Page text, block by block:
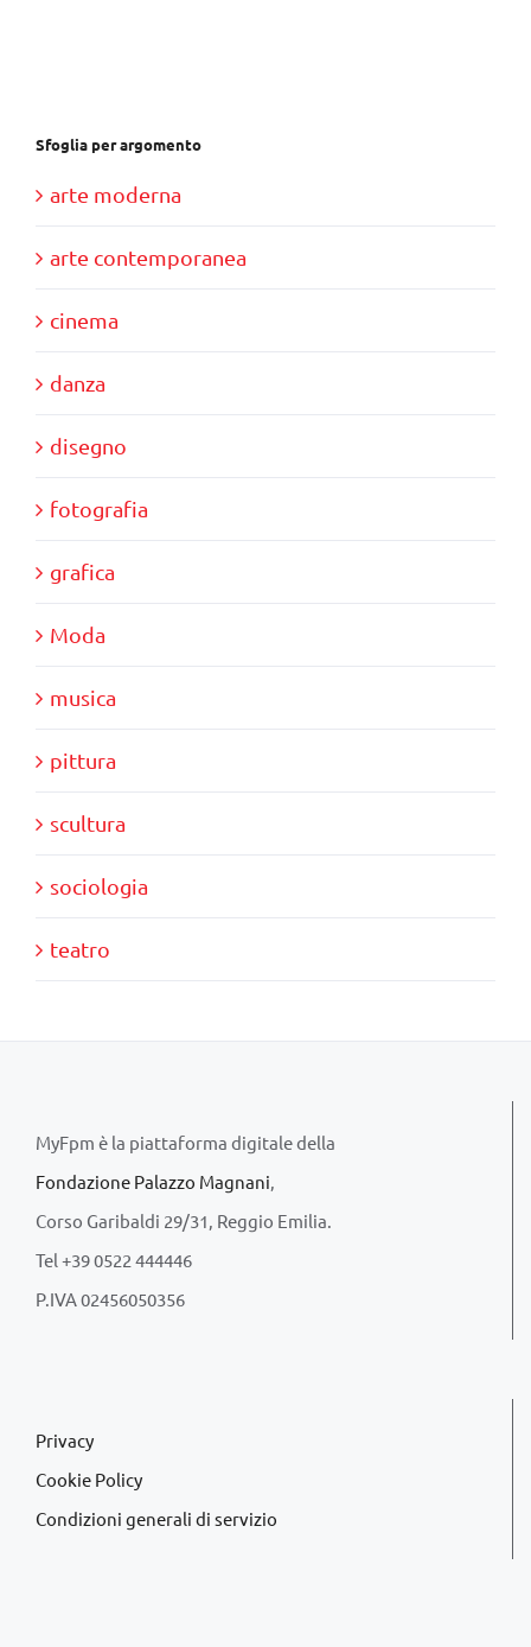
Sfoglia per argomento
arte moderna
arte contemporanea
cinema
danza
disegno
fotografia
grafica
Moda
musica
pittura
scultura
sociologia
teatro
MyFpm è la piattaforma digitale della
Fondazione Palazzo Magnani,
Corso Garibaldi 29/31, Reggio Emilia.
Tel +39 0522 444446
P.IVA 02456050356
Privacy
Cookie Policy
Condizioni generali di servizio